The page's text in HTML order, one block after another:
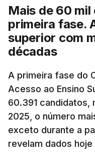
posto de
A atualização do
Produtos
O Governo
extraordinária e
verifique um
superior a 10
preços.
Mais de 60
primeira fase.
superior com
décadas
A primeira fase do
Acesso ao Ensino
60.391 candidatos,
2025, o número
exceto durante a
revelam dados